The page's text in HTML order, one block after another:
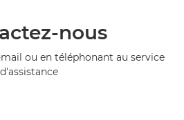
nous
ou en téléphonant au service
d'assistance